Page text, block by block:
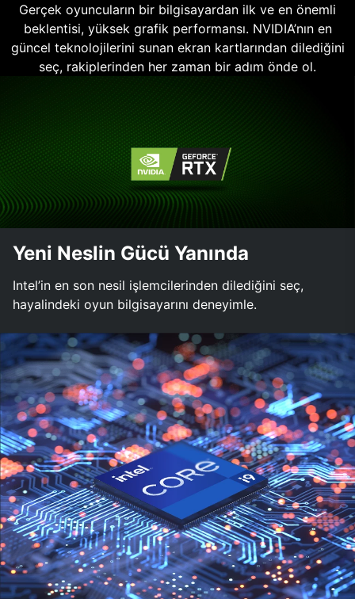
Gerçek oyuncuların bir bilgisayardan ilk ve en önemli
beklentisi, yüksek grafik performansı. NVIDIA’nın en
güncel teknolojilerini sunan ekran kartlarından dilediğini
seç, rakiplerinden her zaman bir adım önde ol.
Yeni Neslin Gücü Yanında
Intel’in en son nesil işlemcilerinden dilediğini seç,
hayalindeki oyun bilgisayarını deneyimle.